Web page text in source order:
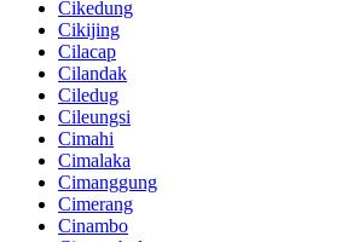
Cikedung
Cikijing
Cilacap
Cilandak
Ciledug
Cileungsi
Cimahi
Cimalaka
Cimanggung
Cimerang
Cinambo